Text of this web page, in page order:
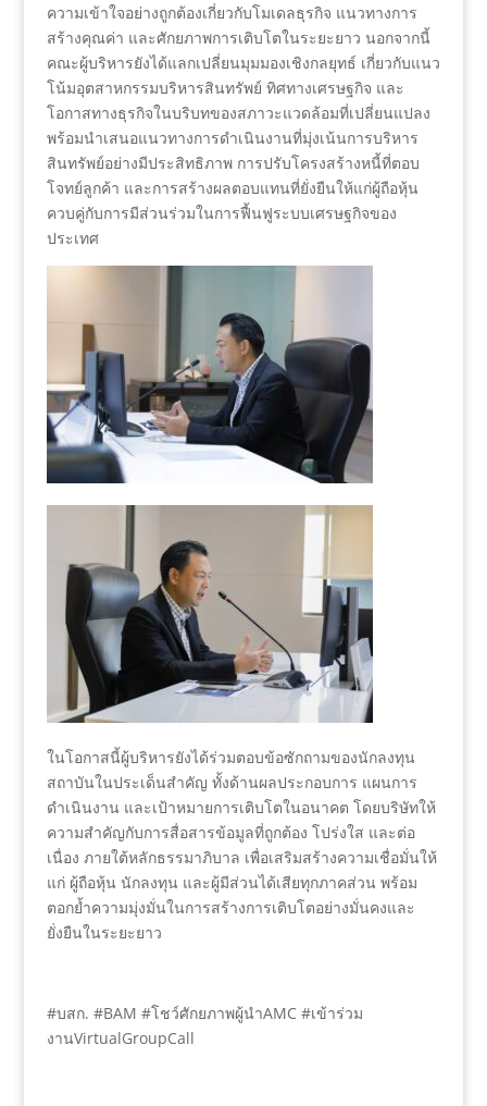
ความเข้าใจอย่างถูกต้องเกี่ยวกับโมเดลธุรกิจ แนวทางการ
สร้างคุณค่า และศักยภาพการเติบโตในระยะยาว นอกจากนี้
คณะผู้บริหารยังได้แลกเปลี่ยนมุมมองเชิงกลยุทธ์ เกี่ยวกับแนว
โน้มอุตสาหกรรมบริหารสินทรัพย์ ทิศทางเศรษฐกิจ และ
โอกาสทางธุรกิจในบริบทของสภาวะแวดล้อมที่เปลี่ยนแปลง
พร้อมนำเสนอแนวทางการดำเนินงานที่มุ่งเน้นการบริหาร
สินทรัพย์อย่างมีประสิทธิภาพ การปรับโครงสร้างหนี้ที่ตอบ
โจทย์ลูกค้า และการสร้างผลตอบแทนที่ยั่งยืนให้แก่ผู้ถือหุ้น
ควบคู่กับการมีส่วนร่วมในการฟื้นฟูระบบเศรษฐกิจของ
ประเทศ
ในโอกาสนี้ผู้บริหารยังได้ร่วมตอบข้อซักถามของนักลงทุน
สถาบันในประเด็นสำคัญ ทั้งด้านผลประกอบการ แผนการ
ดำเนินงาน และเป้าหมายการเติบโตในอนาคต โดยบริษัทให้
ความสำคัญกับการสื่อสารข้อมูลที่ถูกต้อง โปร่งใส และต่อ
เนื่อง ภายใต้หลักธรรมาภิบาล เพื่อเสริมสร้างความเชื่อมั่นให้
แก่ ผู้ถือหุ้น นักลงทุน และผู้มีส่วนได้เสียทุกภาคส่วน พร้อม
ตอกย้ำความมุ่งมั่นในการสร้างการเติบโตอย่างมั่นคงและ
ยั่งยืนในระยะยาว
#บสก. #BAM #โชว์ศักยภาพผู้นำAMC #เข้าร่วม
งานVirtualGroupCall